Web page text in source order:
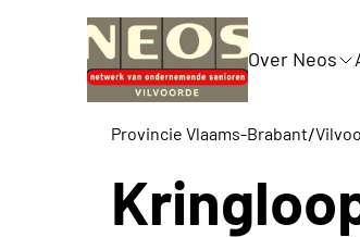
Over Neos
Provincie Vlaams-Brabant/